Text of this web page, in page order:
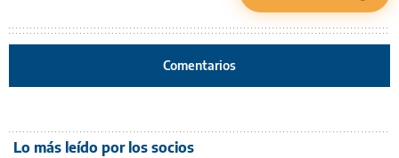
Comentarios
Lo más leído por los socios